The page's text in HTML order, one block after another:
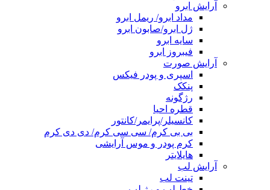
آرایش ابرو
مداد ابرو/ ریمل ابرو
ژل ابرو/صابون ابرو
سایه ابرو
فیبروز ابرو
آرایش صورت
اسپری و پودر فیکس
پنکک
رژگونه
قطره احیا
کانسیلر/پرایمر/کانتور
بی بی کرم/ سی سی کرم/ دی دی کرم
کرم پودر و موس آرایشی
هایلایتر
آرایش لب
تینت لب